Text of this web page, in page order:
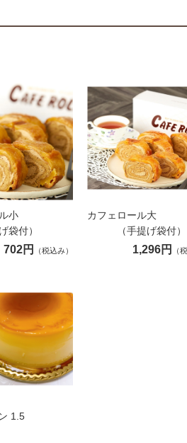
ール小
付）
702円 （税込み）
カフェロール
（手提げ袋付）
1,296円 （
1.5